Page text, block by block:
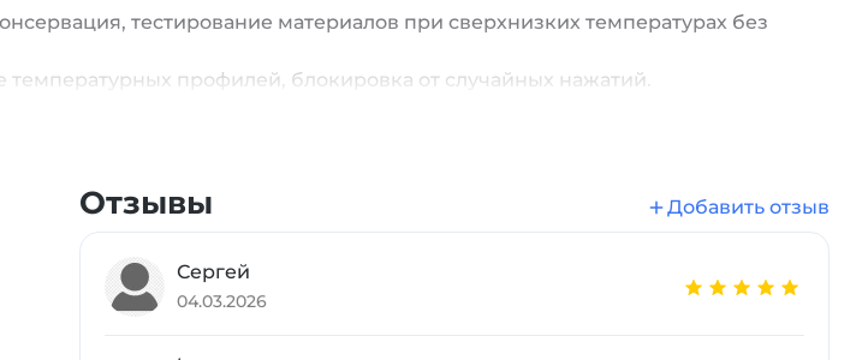
тестирование материалов при сверхнизких температурах без
профилей, блокировка от случайных нажатий.
отключение при перегреве и низком уровне жидкости.
материаловедение)
Отзывы Добавить отзыв
Сергей
04.03.2026